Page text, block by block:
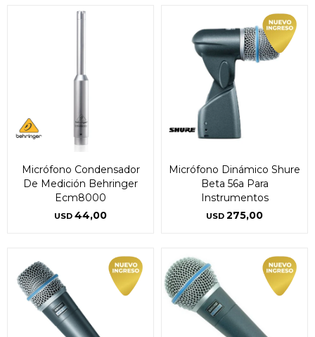
Micrófono Condensador
De Medición Behringer
Ecm8000
USD 44,00
Micrófono Dinámico Shure
Beta 56a Para
Instrumentos
USD 275,00